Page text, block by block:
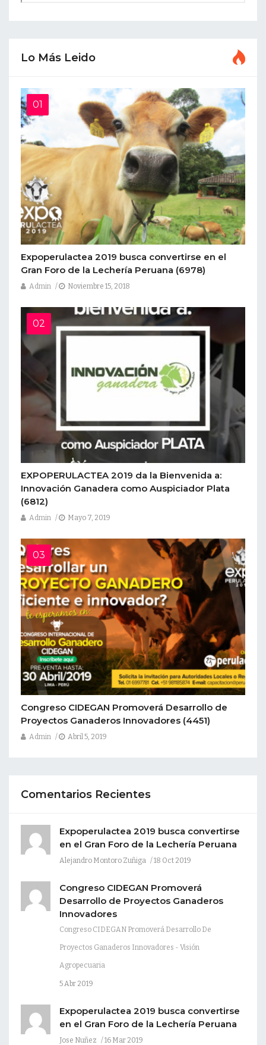
Lo Más Leido
Expoperulactea 2019 busca convertirse en el
Gran Foro de la Lechería Peruana (6978)
Admin Noviembre 15, 2018
EXPOPERULACTEA 2019 da la Bienvenida a:
Innovación Ganadera como Auspiciador Plata
(6812)
Admin Mayo 7, 2019
Congreso CIDEGAN Promoverá Desarrollo de
Proyectos Ganaderos Innovadores (4451)
Admin Abril 5, 2019
Comentarios Recientes
Expoperulactea 2019 busca convertirse
en el Gran Foro de la Lechería Peruana
Alejandro Montoro Zuñiga 18 Oct 2019
Congreso CIDEGAN Promoverá
Desarrollo de Proyectos Ganaderos
Innovadores
Congreso CIDEGAN Promoverá Desarrollo De
Proyectos Ganaderos Innovadores - Visión
Agropecuaria
5 Abr 2019
Expoperulactea 2019 busca convertirse
en el Gran Foro de la Lechería Peruana
Jose Nuñez 16 Mar 2019